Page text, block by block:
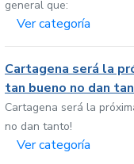
general que:
Ver categoría
Cartagena será la
tan bueno no dan
Cartagena será la
no dan tanto!
Ver categoría